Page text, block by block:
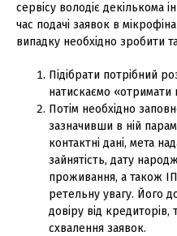
сервісу володіє декількома
час подачі заявок в
випадку необхідно зробити
Підібрати потрібний
натискаємо «отримати
Потім необхідно
зазначивши в ній
контактні дані, мета
зайнятість, дату
проживання, а також
ретельну увагу. Його
довіру від
схвалення заявок.